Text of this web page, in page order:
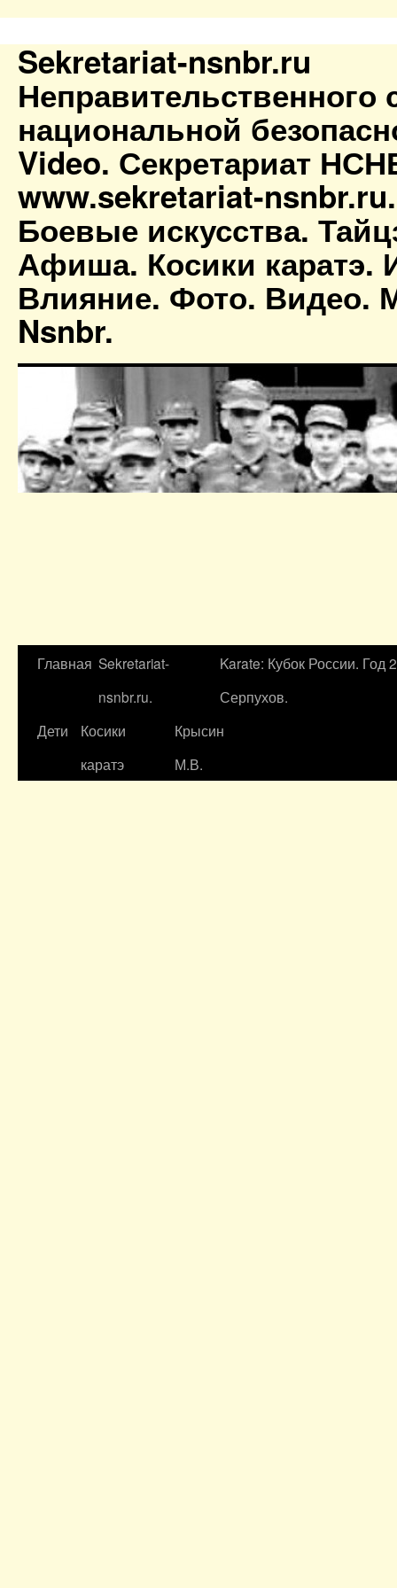
Sekretariat-nsnbr.ru
Неправительственного
национальной
Video. Секретариат
www.sekretariat-
Боевые искусства.
Афиша. Косики каратэ.
Влияние. Фото. Видео.
Nsnbr.
Главная Sekretariat-
nsnbr.ru.
Karate: Кубок России. Год
Серпухов.
Дети
Косики
каратэ
Крысин
М.В.